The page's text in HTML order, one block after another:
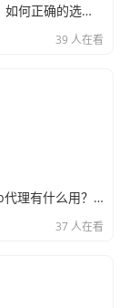
新手必看：如何正确的选择代理ip软件，别再交智商税了
39 人在看
手机设置ip代理有什么用？不只是改定位那么简单
37 人在看